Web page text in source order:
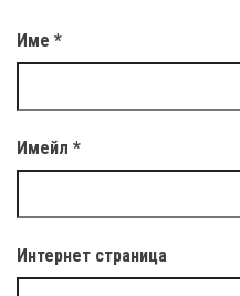
Име *
Имейл *
Интернет страница